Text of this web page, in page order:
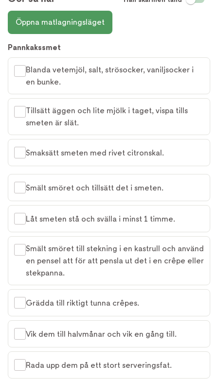
Öppna matlagningsläget
Pannkakssmet
Blanda vetemjöl, salt, strösocker, vaniljsocker i
en bunke.
Tillsätt äggen och lite mjölk i taget, vispa tills
smeten är slät.
Smaksätt smeten med rivet citronskal.
Smält smöret och tillsätt det i smeten.
Låt smeten stå och svälla i minst 1 timme.
Smält smöret till stekning i en kastrull och använd
en pensel att för att pensla ut det i en crêpe eller
stekpanna.
Grädda till riktigt tunna crêpes.
Vik dem till halvmånar och vik en gång till.
Rada upp dem på ett stort serveringsfat.